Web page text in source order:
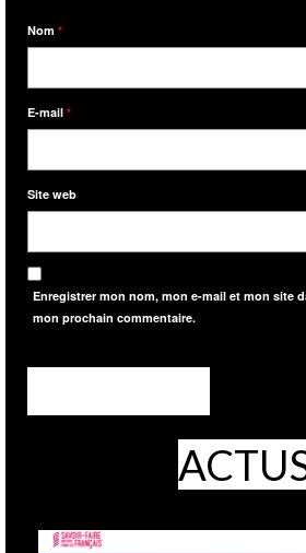
Nom *
E-mail *
Site web
Enregistrer mon nom, mon e-mail et mon site
mon prochain commentaire.